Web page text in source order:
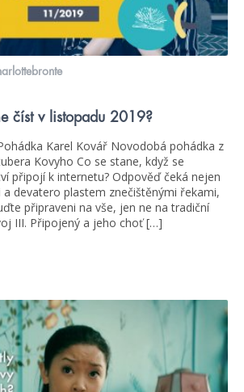
číst v listopadu 2019?
Karel Kovář Novodobá pohádka z
Kovyho Co se stane, když se
připojí k internetu? Odpověď čeká nejen
devatero plastem znečištěnými řekami,
připraveni na vše, jen ne na tradiční
III. Připojený a jeho choť […]